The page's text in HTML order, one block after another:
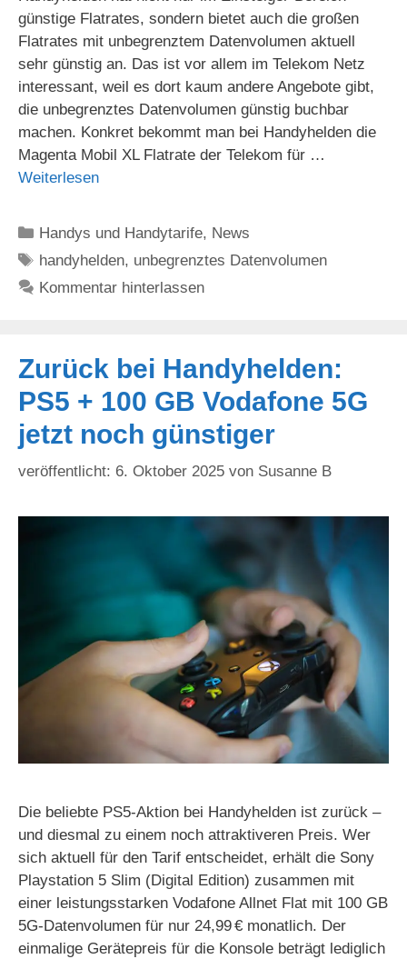
günstige Flatrates, sondern bietet auch die großen
Flatrates mit unbegrenztem Datenvolumen aktuell
sehr günstig an. Das ist vor allem im Telekom Netz
interessant, weil es dort kaum andere Angebote gibt,
die unbegrenztes Datenvolumen günstig buchbar
machen. Konkret bekommt man bei Handyhelden die
Magenta Mobil XL Flatrate der Telekom für …
Weiterlesen
Kategorien
Handys und Handytarife, News
Schlagwörter
handyhelden, unbegrenztes Datenvolumen
Kommentar hinterlassen
Zurück bei Handyhelden:
PS5 + 100 GB Vodafone 5G
jetzt noch günstiger
6. Oktober 2025 von Susanne B
Die beliebte PS5-Aktion bei Handyhelden ist zurück –
und diesmal zu einem noch attraktiveren Preis. Wer
sich aktuell für den Tarif entscheidet, erhält die Sony
Playstation 5 Slim (Digital Edition) zusammen mit
einer leistungsstarken Vodafone Allnet Flat mit 100 GB
5G-Datenvolumen für nur 24,99 € monatlich. Der
einmalige Gerätepreis für die Konsole beträgt lediglich